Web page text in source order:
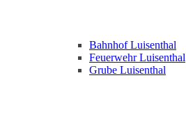
Bahnhof Luisenthal
Feuerwehr Luisenthal
Grube Luisenthal